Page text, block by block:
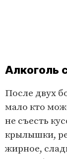
Алкоголь
После двух
мало кто
не съесть
крылышки,
жирное,